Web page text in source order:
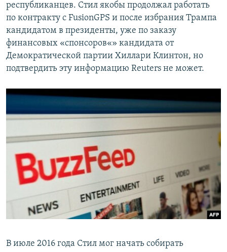
республиканцев. Стил якобы продолжал работать
по контракту с FusionGPS и после избрания Трампа
кандидатом в президенты, уже по заказу
финансовых «спонсоров«» кандидата от
Демократической партии Хиллари Клинтон, но
подтвердить эту информацию Reutеrs не может.
В июле 2016 года Стил мог начать собирать